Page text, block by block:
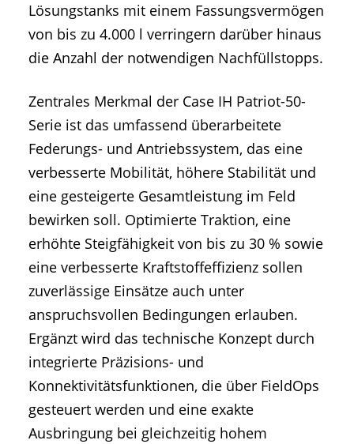
Lösungstanks mit einem Fassungsvermögen
von bis zu 4.000 l verringern darüber hinaus
die Anzahl der notwendigen Nachfüllstopps.
Zentrales Merkmal der Case IH Patriot-50-
Serie ist das umfassend überarbeitete
Federungs- und Antriebssystem, das eine
verbesserte Mobilität, höhere Stabilität und
eine gesteigerte Gesamtleistung im Feld
bewirken soll. Optimierte Traktion, eine
erhöhte Steigfähigkeit von bis zu 30 % sowie
eine verbesserte Kraftstoffeffizienz sollen
zuverlässige Einsätze auch unter
anspruchsvollen Bedingungen erlauben.
Ergänzt wird das technische Konzept durch
integrierte Präzisions- und
Konnektivitätsfunktionen, die über FieldOps
gesteuert werden und eine exakte
Ausbringung bei gleichzeitig hohem